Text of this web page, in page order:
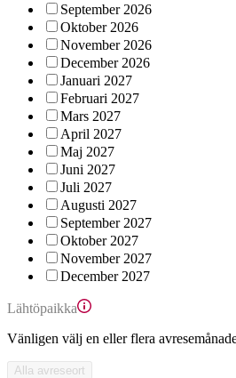
September 2026
Oktober 2026
November 2026
December 2026
Januari 2027
Februari 2027
Mars 2027
April 2027
Maj 2027
Juni 2027
Juli 2027
Augusti 2027
September 2027
Oktober 2027
November 2027
December 2027
Lähtöpaikka
Vänligen välj en eller flera
Alla avreseort